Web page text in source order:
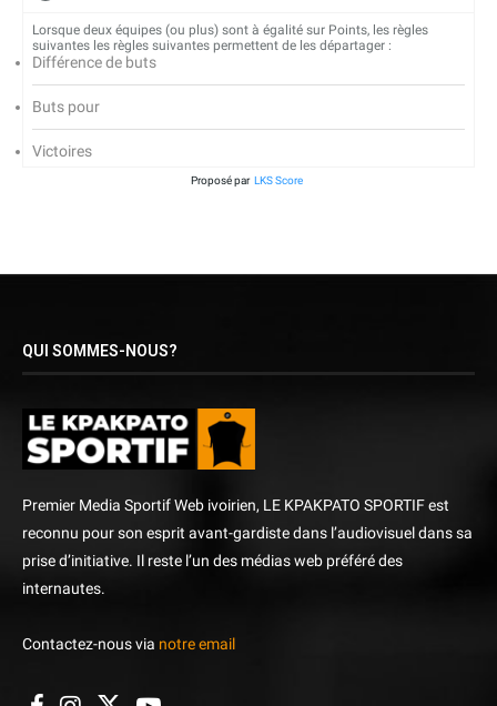
Lorsque deux équipes (ou plus) sont à égalité sur Points, les règles
suivantes les règles suivantes permettent de les départager :
Différence de buts
Buts pour
Victoires
Proposé par LKS Score
QUI SOMMES-NOUS?
Premier Media Sportif Web ivoirien, LE KPAKPATO SPORTIF est
reconnu pour son esprit avant-gardiste dans l’audiovisuel dans sa
prise d’initiative. Il reste l’un des médias web préféré des
internautes.
Contactez-nous via notre email